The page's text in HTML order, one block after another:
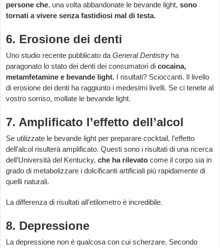
persone che, una volta abbandonate le bevande light,sono
tornati a vivere senza fastidiosi mal di testa.
6. Erosione dei denti
Uno studio recente pubblicato daGeneral Dentistry ha
paragonato lo stato dei denti dei consumatori dicocaina,
metamfetamine e bevande light. I risultati? Scioccanti. Il livello
di erosione dei denti ha raggiunto i medesimi livelli. Se ci tenete al
vostro sorriso, mollate le bevande light.
7. Amplificato l’effetto dell’alcol
Se utilizzate le bevande light per preparare cocktail, l’effetto
dell’alcol risulterà amplificato. Questi sono i risultati di una ricerca
dell’Università del Kentucky,che ha rilevatocome il corpo sia in
grado di metabolizzare i dolcificanti artificiali più rapidamente di
quelli naturali.
La differenza di risultati all’etilometro è incredibile.
8. Depressione
La depressione non è qualcosa con cui scherzare. Secondo